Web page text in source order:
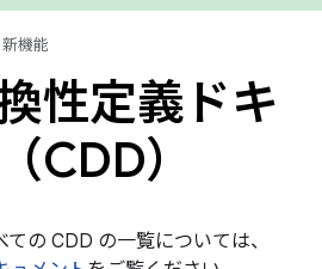
新機能
性定義ドキ
CDD）
の CDD の一覧については、